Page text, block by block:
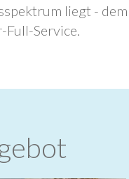
liegt - dem
Service.